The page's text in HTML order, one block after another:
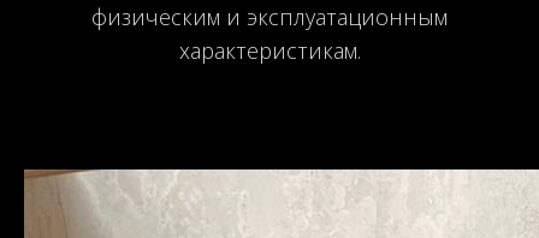
физическим и эксплуатационным
характеристикам.